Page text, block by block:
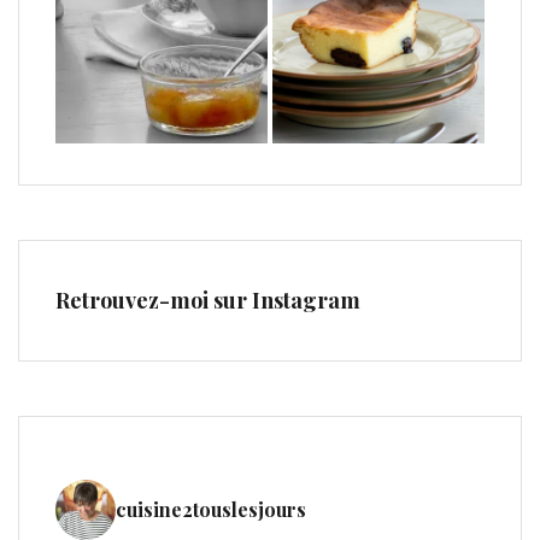
Retrouvez-moi sur Instagram
cuisine2touslesjours